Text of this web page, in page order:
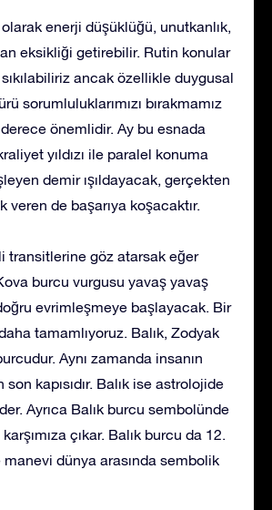
enerji düşüklüğü, unutkanlık,
eksikliği getirebilir. Rutin konular
ancak özellikle duygusal
sorumluluklarımızı bırakmamız
önemlidir. Ay bu esnada
yıldızı ile paralel konuma
demir ışıldayacak, gerçekten
veren de başarıya koşacaktır.
transitlerine göz atarsak eğer
burcu vurgusu yavaş yavaş
evrimleşmeye başlayacak. Bir
tamamlıyoruz. Balık, Zodyak
Aynı zamanda insanın
kapısıdır. Balık ise astrolojide
Ayrıca Balık burcu sembolünde
çıkar. Balık burcu da 12.
dünya arasında sembolik